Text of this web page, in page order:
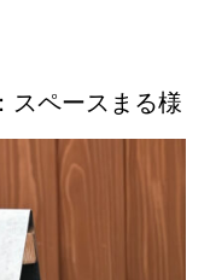
スペースまる様